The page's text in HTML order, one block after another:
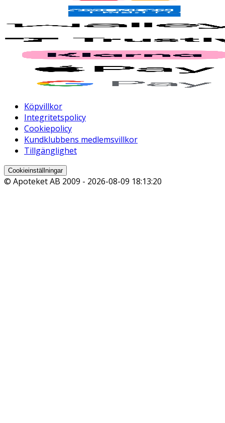
Köpvillkor
Integritetspolicy
Cookiepolicy
Kundklubbens medlemsvillkor
Tillgänglighet
Cookieinställningar
© Apoteket AB 2009 - 2026-08-09 18:13:20